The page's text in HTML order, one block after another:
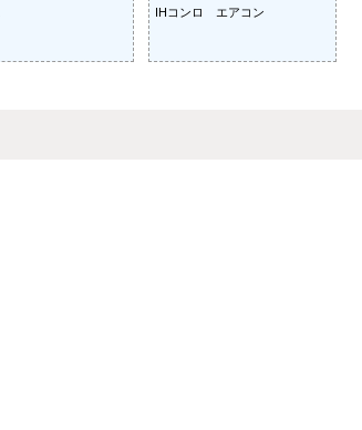
IHコンロ エアコン